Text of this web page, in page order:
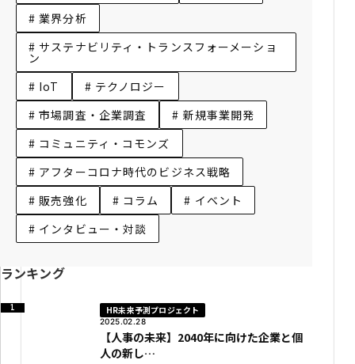
# 業界分析
# サステナビリティ・トランスフォーメーショ
ン
# IoT
# テクノロジー
# 市場調査・企業調査
# 新規事業開発
# コミュニティ・コモンズ
# アフターコロナ時代のビジネス戦略
# 販売強化
# コラム
# イベント
# インタビュー・対談
ランキング
HR未来予測プロジェクト
2025.02.28
【人事の未来】2040年に向けた企業と個
人の新し…